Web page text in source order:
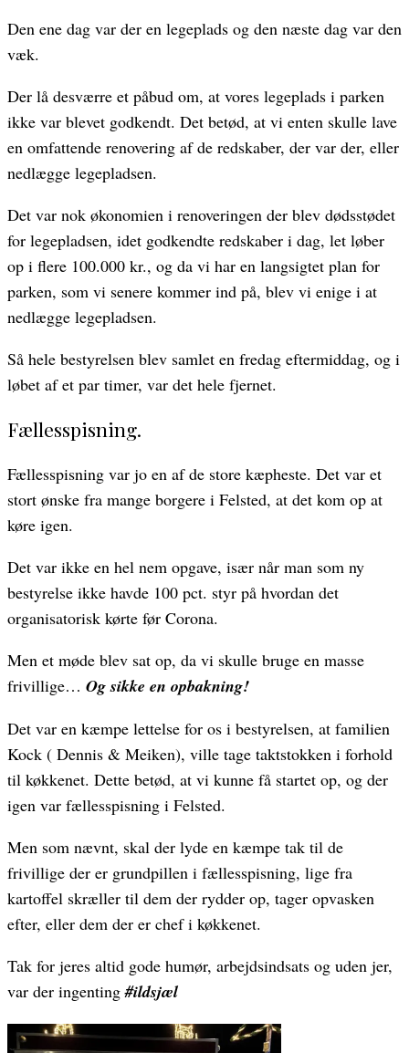
Den ene dag var der en legeplads og den næste dag var den
væk.
Der lå desværre et påbud om, at vores legeplads i parken
ikke var blevet godkendt. Det betød, at vi enten skulle lave
en omfattende renovering af de redskaber, der var der, eller
nedlægge legepladsen.
Det var nok økonomien i renoveringen der blev dødsstødet
for legepladsen, idet godkendte redskaber i dag, let løber
op i flere 100.000 kr., og da vi har en langsigtet plan for
parken, som vi senere kommer ind på, blev vi enige i at
nedlægge legepladsen.
Så hele bestyrelsen blev samlet en fredag eftermiddag, og i
løbet af et par timer, var det hele fjernet.
Fællesspisning.
Fællesspisning var jo en af de store kæpheste. Det var et
stort ønske fra mange borgere i Felsted, at det kom op at
køre igen.
Det var ikke en hel nem opgave, især når man som ny
bestyrelse ikke havde 100 pct. styr på hvordan det
organisatorisk kørte før Corona.
Men et møde blev sat op, da vi skulle bruge en masse
frivillige… Og sikke en opbakning!
Det var en kæmpe lettelse for os i bestyrelsen, at familien
Kock ( Dennis & Meiken), ville tage taktstokken i forhold
til køkkenet. Dette betød, at vi kunne få startet op, og der
igen var fællesspisning i Felsted.
Men som nævnt, skal der lyde en kæmpe tak til de
frivillige der er grundpillen i fællesspisning, lige fra
kartoffel skræller til dem der rydder op, tager opvasken
efter, eller dem der er chef i køkkenet.
Tak for jeres altid gode humør, arbejdsindsats og uden jer,
var der ingenting#ildsjæl